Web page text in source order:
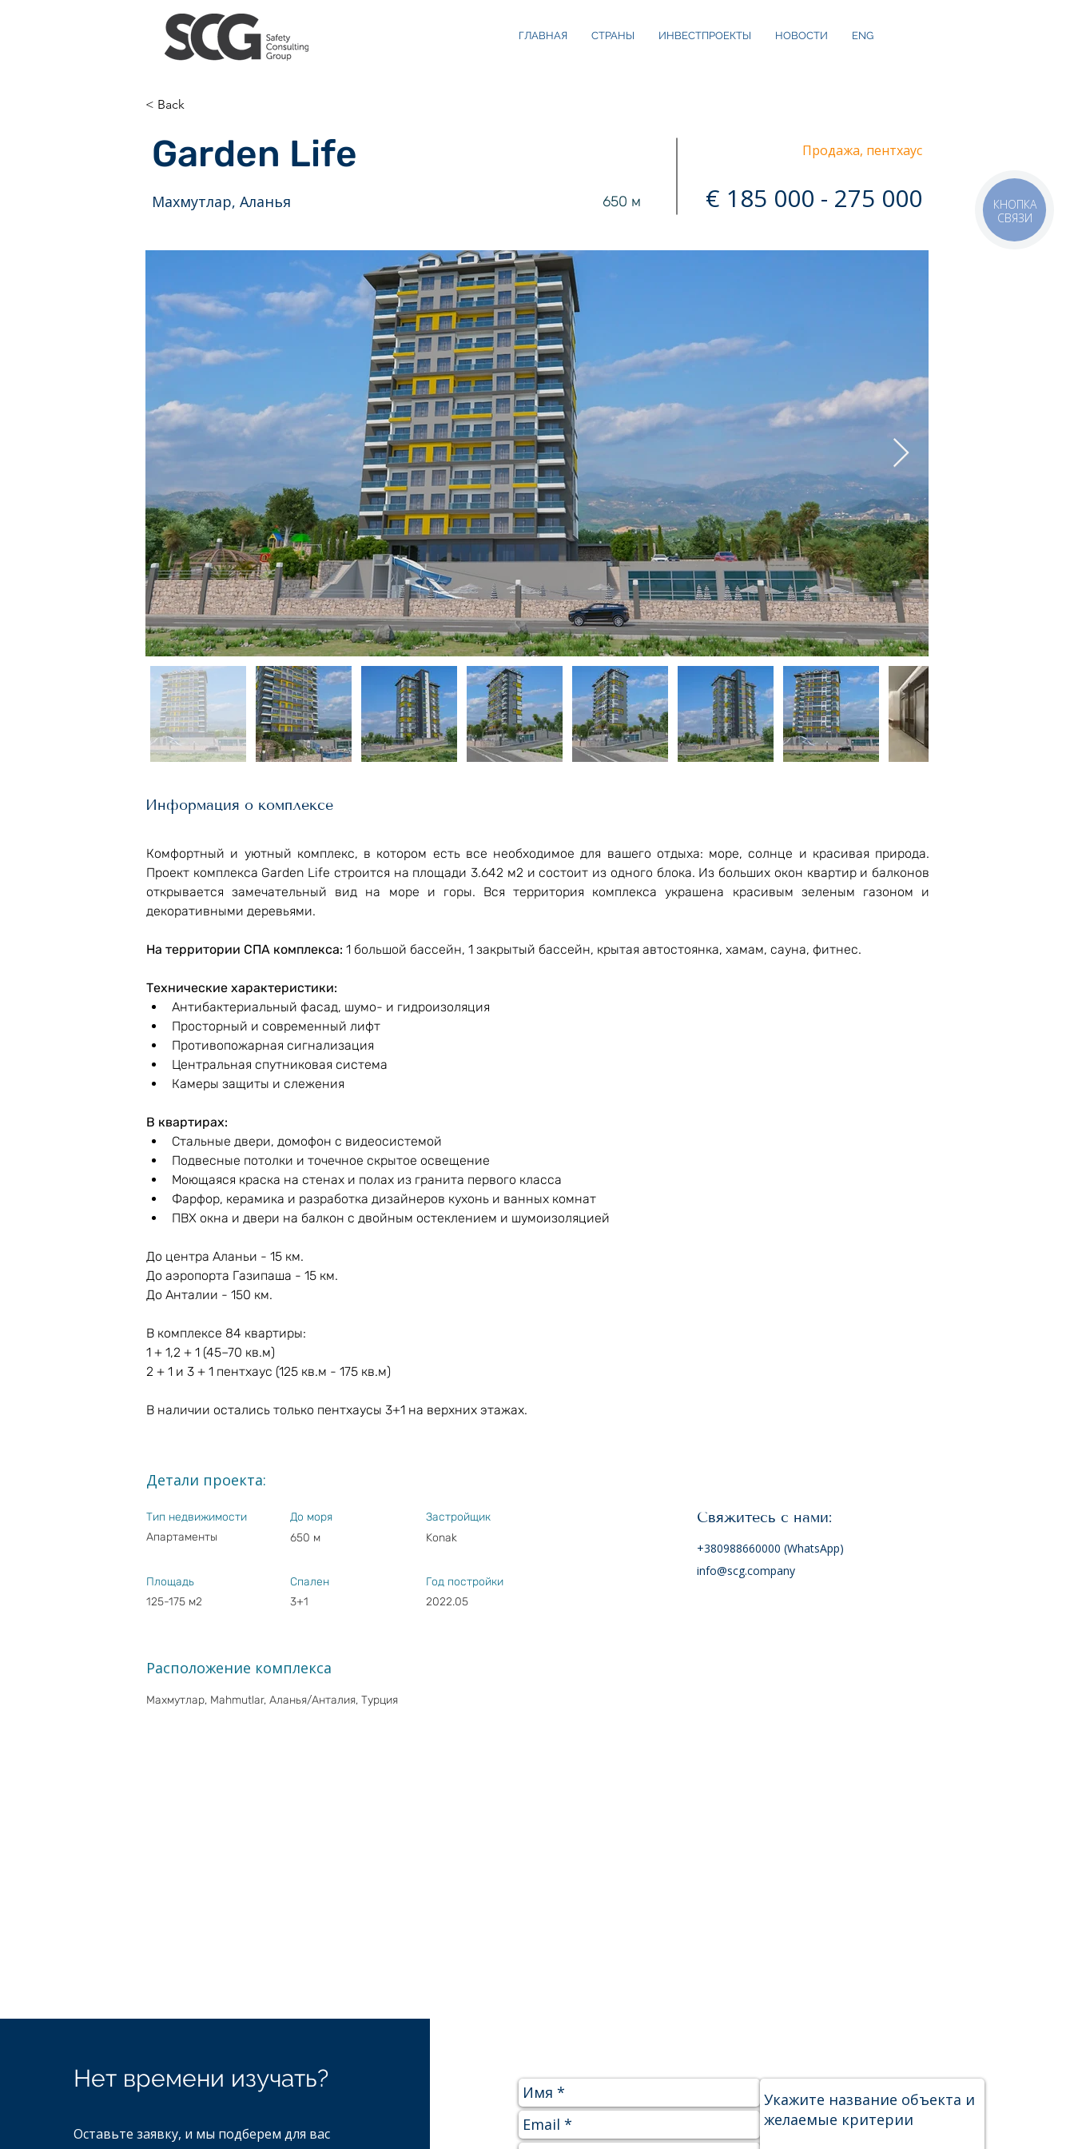
ГЛАВНАЯ СТРАНЫ ИНВЕСТПРОЕКТЫ НОВОСТИ ENG
< Back
Garden Life
Махмутлар, Аланья 650 м
Продажа, пентхаус
€ 185 000 - 275 000
Информация о комплексе
Комфортный и уютный комплекс, в котором есть все необходимое для вашего отдыха: море, солнце и красивая природа.
Проект комплекса Garden Life строится на площади 3.642 м2 и состоит из одного блока. Из больших окон квартир и балконов
открывается замечательный вид на море и горы. Вся территория комплекса украшена красивым зеленым газоном и
декоративными деревьями.
На территории СПА комплекса: 1 большой бассейн, 1 закрытый бассейн, крытая автостоянка, хамам, сауна, фитнес.
Технические характеристики:
Антибактериальный фасад, шумо- и гидроизоляция
Просторный и современный лифт
Противопожарная сигнализация
Центральная спутниковая система
Камеры защиты и слежения
В квартирах:
Стальные двери, домофон с видеосистемой
Подвесные потолки и точечное скрытое освещение
Моющаяся краска на стенах и полах из гранита первого класса
Фарфор, керамика и разработка дизайнеров кухонь и ванных комнат
ПВХ окна и двери на балкон с двойным остеклением и шумоизоляцией
До центра Аланьи - 15 км.
До аэропорта Газипаша - 15 км.
До Анталии - 150 км.
В комплексе 84 квартиры:
1 + 1,2 + 1 (45–70 кв.м)
2 + 1 и 3 + 1 пентхаус (125 кв.м - 175 кв.м)
В наличии остались только пентхаусы 3+1 на верхних этажах.
Детали проекта:
Тип недвижимости
Апартаменты
До моря
650 м
Застройщик
Konak
Площадь
125-175 м2
Спален
3+1
Год постройки
2022.05
Свяжитесь с нами:
+380988660000 (WhatsApp)
info@scg.company
Расположение комплекса
Махмутлар, Mahmutlar, Аланья/Анталия, Турция
Нет времени изучать?
Оставьте заявку, и мы подберем для вас
КНОПКА
СВЯЗИ